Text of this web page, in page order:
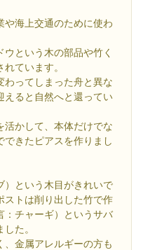
や海上交通のために使わ
という木の部品や竹く
ています。
わってしまった舟と異な
えると自然へと還ってい
活かして、本体だけでな
できたピアスを作りまし
）という木目がきれいで
ストは削り出した竹で作
：チャーギ）というサバ
た。
金属アレルギーの方も